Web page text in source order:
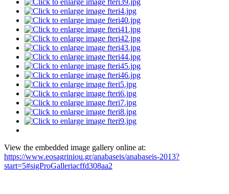
View the embedded image gallery online at:
https://www.eosagriniou.gr/anabaseis/anabaseis-2013?
start=5#sigProGalleriacffd308aa2